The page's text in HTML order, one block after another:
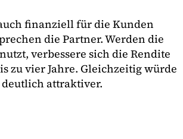
finanziell für die Kunden
die Partner. Werden die
verbessere sich die Rendite
zu vier Jahre. Gleichzeitig würde
attraktiver.